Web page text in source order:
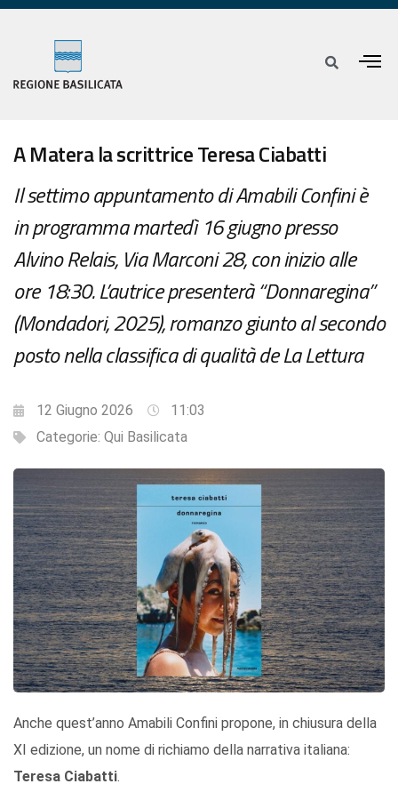
A Matera la scrittrice Teresa Ciabatti
Il settimo appuntamento di Amabili Confini è
in programma martedì 16 giugno presso
Alvino Relais, Via Marconi 28, con inizio alle
ore 18:30. L’autrice presenterà “Donnaregina”
(Mondadori, 2025), romanzo giunto al secondo
posto nella classifica di qualità de La Lettura
12 Giugno 2026
11:03
Categorie: Qui Basilicata
Anche quest’anno Amabili Confini propone, in chiusura della
XI edizione, un nome di richiamo della narrativa italiana:
Teresa Ciabatti.